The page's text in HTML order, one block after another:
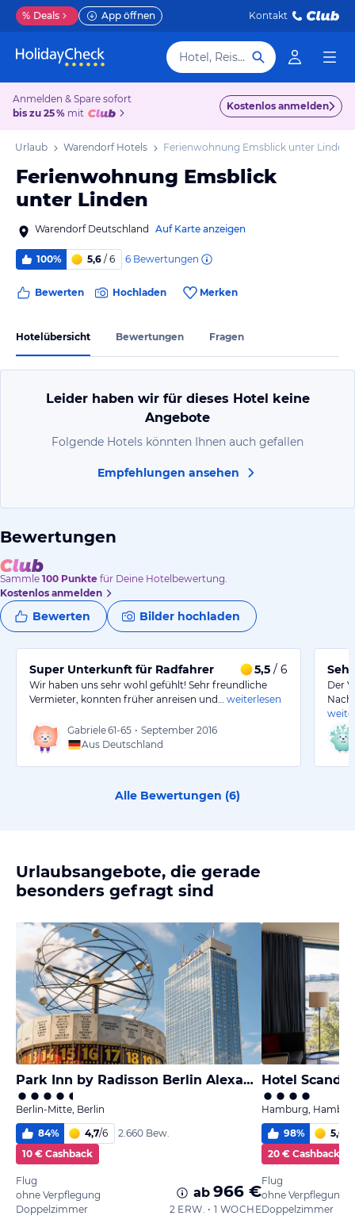
% Deals App öffnen Kontakt
Hotel, Reiseziel
Anmelden & Spare sofort
bis zu 25 % mit
Kostenlos anmelden
Urlaub Warendorf Hotels Ferienwohnung Emsblick unter Linden
Ferienwohnung Emsblick
unter Linden
Warendorf Deutschland Auf Karte anzeigen
100% 5,6 / 6 6 Bewertungen
Bewerten Hochladen Merken
Hotelübersicht Bewertungen Fragen
Leider haben wir für dieses Hotel keine
Angebote
Folgende Hotels könnten Ihnen auch gefallen
Empfehlungen ansehen
Bewertungen
Sammle 100 Punkte für Deine Hotelbewertung.
Kostenlos anmelden
Bewerten Bilder hochladen
Super Unterkunft für Radfahrer 5,5 / 6
Wir haben uns sehr wohl gefühlt! Sehr freundliche
Vermieter, konnten früher anreisen und…
weiterlesen
Gabriele61-65 • September 2016
Aus Deutschland
Der
Alle Bewertungen (6)
Urlaubsangebote, die gerade
besonders gefragt sind
Park Inn by Radisson Berlin Alexanderplatz
Berlin-Mitte, Berlin
84% 4,7/6
2.660 Bew.
10 € Cashback
Flug
ohne Verpflegung
Doppelzimmer
ab 966 €
2 ERW. • 1 WOCHE
Hotel
Hamburg,
98% 5,6
20 € Cashback
Flug
ohne Verpflegung
Doppelzimmer